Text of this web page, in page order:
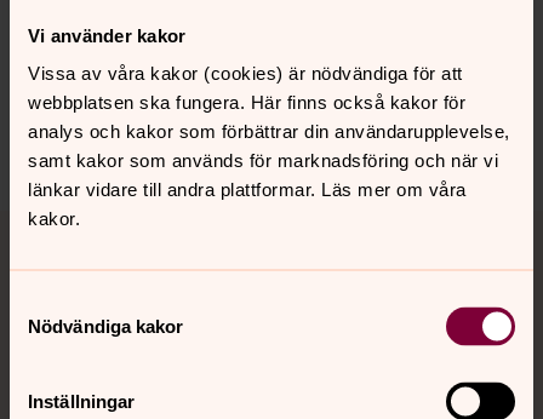
Vi använder kakor
Vissa av våra kakor (cookies) är nödvändiga för att
webbplatsen ska fungera. Här finns också kakor för
analys och kakor som förbättrar din användarupplevelse,
samt kakor som används för marknadsföring och när vi
länkar vidare till andra plattformar. Läs mer om våra
kakor.
Nödvändiga kakor
Inställningar
Synpunkter eller frågor på sidans
innehåll?
filipstads.forsamling@svenskakyrkan.se
Tillbaka till toppen
Tillbaka till innehållet
Kontakt